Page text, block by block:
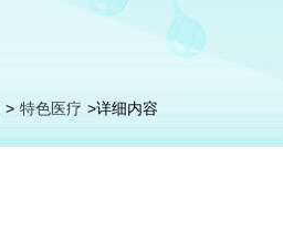
> 特色医疗 >详细内容